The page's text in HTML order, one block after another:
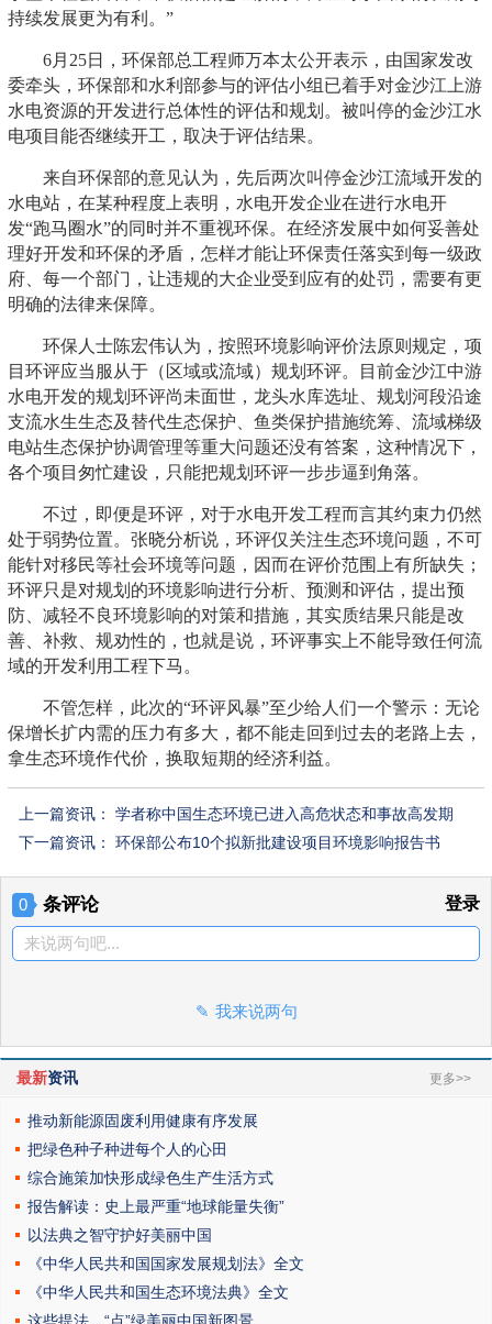
持续发展更为有利。”
6月25日，环保部总工程师万本太公开表示，由国家发改
委牵头，环保部和水利部参与的评估小组已着手对金沙江上游
水电资源的开发进行总体性的评估和规划。被叫停的金沙江水
电项目能否继续开工，取决于评估结果。
来自环保部的意见认为，先后两次叫停金沙江流域开发的
水电站，在某种程度上表明，水电开发企业在进行水电开
发“跑马圈水”的同时并不重视环保。在经济发展中如何妥善处
理好开发和环保的矛盾，怎样才能让环保责任落实到每一级政
府、每一个部门，让违规的大企业受到应有的处罚，需要有更
明确的法律来保障。
环保人士陈宏伟认为，按照环境影响评价法原则规定，项
目环评应当服从于（区域或流域）规划环评。目前金沙江中游
水电开发的规划环评尚未面世，龙头水库选址、规划河段沿途
支流水生生态及替代生态保护、鱼类保护措施统筹、流域梯级
电站生态保护协调管理等重大问题还没有答案，这种情况下，
各个项目匆忙建设，只能把规划环评一步步逼到角落。
不过，即便是环评，对于水电开发工程而言其约束力仍然
处于弱势位置。张晓分析说，环评仅关注生态环境问题，不可
能针对移民等社会环境等问题，因而在评价范围上有所缺失；
环评只是对规划的环境影响进行分析、预测和评估，提出预
防、减轻不良环境影响的对策和措施，其实质结果只能是改
善、补救、规劝性的，也就是说，环评事实上不能导致任何流
域的开发利用工程下马。
不管怎样，此次的“环评风暴”至少给人们一个警示：无论
保增长扩内需的压力有多大，都不能走回到过去的老路上去，
拿生态环境作代价，换取短期的经济利益。
上一篇资讯： 学者称中国生态环境已进入高危状态和事故高发期
下一篇资讯： 环保部公布10个拟新批建设项目环境影响报告书
0 条评论 登录
来说两句吧...
我来说两句
最新资讯 更多>>
推动新能源固废利用健康有序发展
把绿色种子种进每个人的心田
综合施策加快形成绿色生产生活方式
报告解读：史上最严重“地球能量失衡”
以法典之智守护好美丽中国
《中华人民共和国国家发展规划法》全文
《中华人民共和国生态环境法典》全文